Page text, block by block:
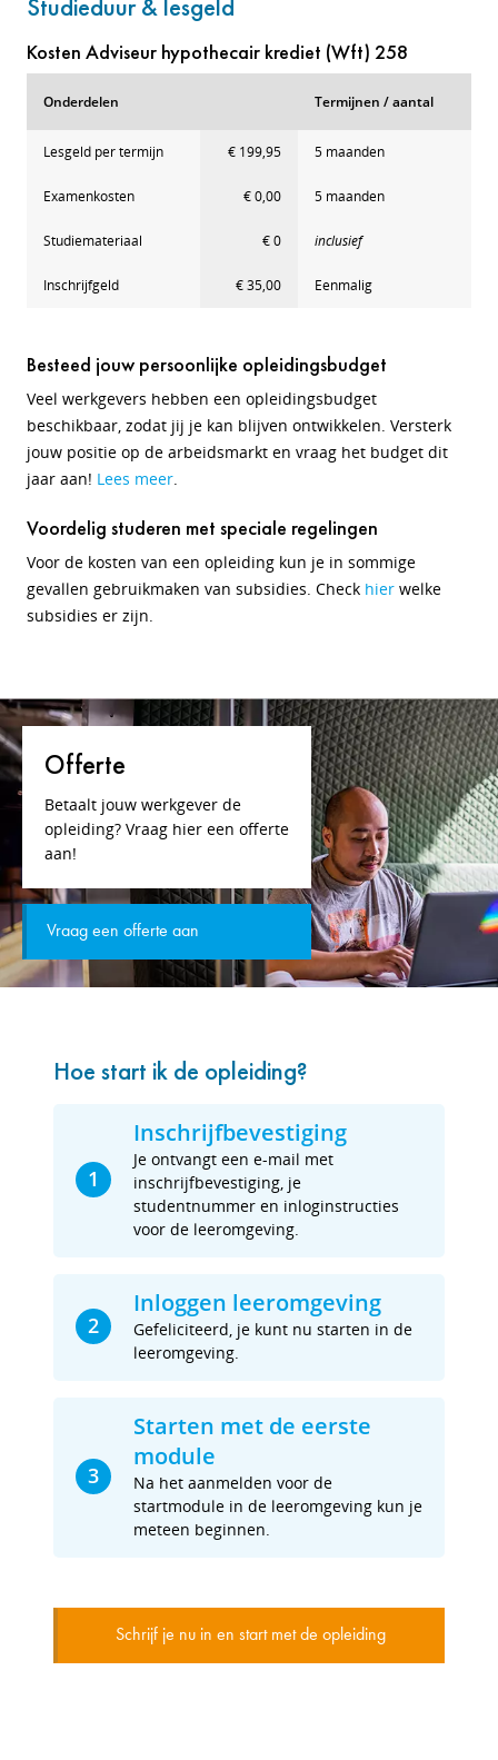
Studieduur & lesgeld
Kosten Adviseur hypothecair krediet (Wft) 258
Onderdelen Termijnen / aantal
Lesgeld per termijn € 199,95 5 maanden
Examenkosten € 0,00 5 maanden
Studiemateriaal € 0 inclusief
Inschrijfgeld € 35,00 Eenmalig
Besteed jouw persoonlijke opleidingsbudget
Veel werkgevers hebben een opleidingsbudget
beschikbaar, zodat jij je kan blijven ontwikkelen. Versterk
jouw positie op de arbeidsmarkt en vraag het budget dit
jaar aan! Lees meer.
Voordelig studeren met speciale regelingen
Voor de kosten van een opleiding kun je in sommige
gevallen gebruikmaken van subsidies. Check hier welke
subsidies er zijn.
Offerte
Betaalt jouw werkgever de
opleiding? Vraag hier een offerte
aan!
Vraag een offerte aan
Hoe start ik de opleiding?
1
Inschrijfbevestiging
Je ontvangt een e-mail met
inschrijfbevestiging, je
studentnummer en inloginstructies
voor de leeromgeving.
2
Inloggen leeromgeving
Gefeliciteerd, je kunt nu starten in de
leeromgeving.
3
Starten met de eerste
module
Na het aanmelden voor de
startmodule in de leeromgeving kun je
meteen beginnen.
Schrijf je nu in en start met de opleiding